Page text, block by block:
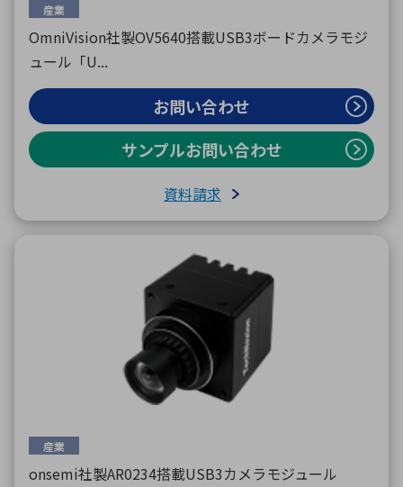
産業
OmniVision社製OV5640搭載USB3ボードカメラモジ
ュール「U...
お問い合わせ
サンプルお問い合わせ
資料請求
産業
onsemi社製AR0234搭載USB3カメラモジュール